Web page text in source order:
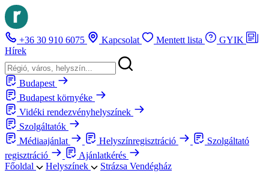
+36 30 910 6075 Kapcsolat Mentett lista
GYIK
Hírek
Budapest
Budapest környéke
Vidéki rendezvényhelyszínek
Szolgáltatók
Médiaajánlat
Helyszínregisztráció
Szolgáltató
regisztráció
Ajánlatkérés
Főoldal
Helyszínek Strázsa Vendégház